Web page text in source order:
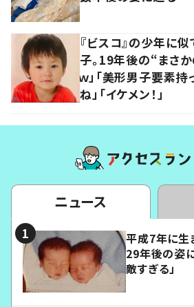
『ビスコ』の少年に
子。19年後の“まさ
ｗ」「美形男子要素
ね」「イケメン！」
ニュース
平成7年に
29年後の姿
敵すぎる」